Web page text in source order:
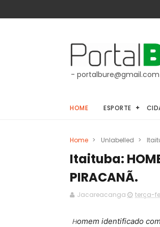
- portalbure@gmail.com
HOME ESPORTE
Home > Unlabelled >
Itaituba:
PIRACANÃ.
Jacareacanga terça-
Homem identificado